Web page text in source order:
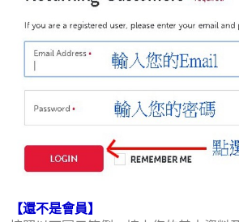
【還不是會員】